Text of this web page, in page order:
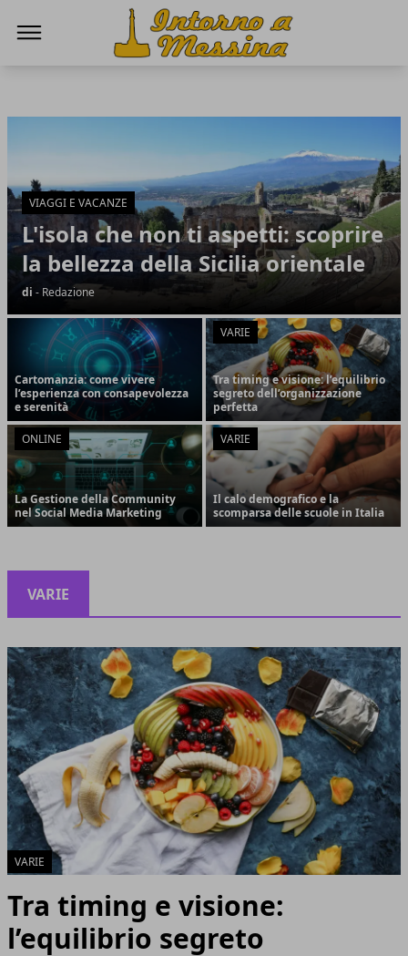
VIAGGI E VACANZE
L'isola che non ti aspetti: scoprire
la bellezza della Sicilia orientale
di - Redazione
Cartomanzia: come vivere
l’esperienza con consapevolezza
e serenità
VARIE
Tra timing e visione: l’equilibrio
segreto dell’organizzazione
perfetta
ONLINE
La Gestione della Community
nel Social Media Marketing
VARIE
Il calo demografico e la
scomparsa delle scuole in Italia
VARIE
VARIE
Tra timing e visione:
l’equilibrio segreto